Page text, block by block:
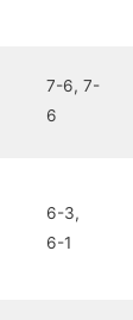
7-6, 7-
6
6-3,
6-1